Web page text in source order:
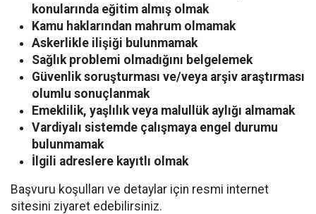
konularında eğitim almış olmak
Kamu haklarından mahrum olmamak
Askerlikle ilişiği bulunmamak
Sağlık problemi olmadığını belgelemek
Güvenlik soruşturması ve/veya arşiv araştırması
olumlu sonuçlanmak
Emeklilik, yaşlılık veya malullük aylığı almamak
Vardiyalı sistemde çalışmaya engel durumu
bulunmamak
İlgili adreslere kayıtlı olmak
Başvuru koşulları ve detaylar için resmi internet
sitesini ziyaret edebilirsiniz.